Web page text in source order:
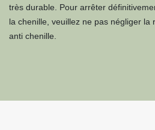
très durable. Pour arrêter
la chenille, veuillez ne pas négliger la
anti chenille.